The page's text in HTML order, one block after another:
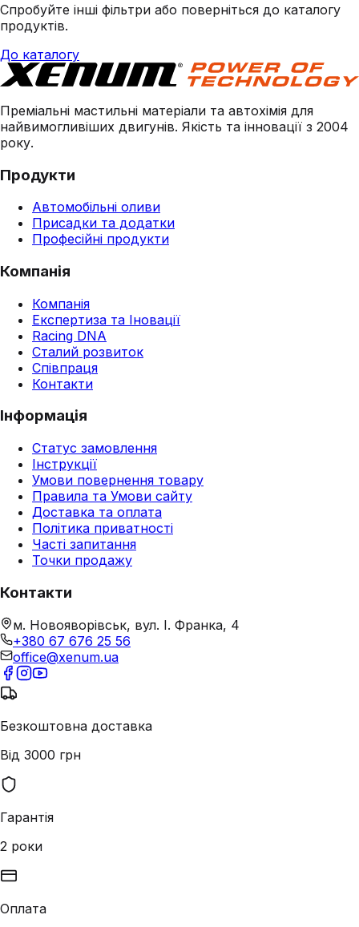
Спробуйте інші фільтри або поверніться до каталогу
продуктів.
До каталогу
Преміальні мастильні матеріали та автохімія для
найвимогливіших двигунів. Якість та інновації з 2004
року.
Продукти
Автомобільні оливи
Присадки та додатки
Професійні продукти
Компанія
Компанія
Експертиза та Іновації
Racing DNA
Сталий розвиток
Співпраця
Контакти
Інформація
Статус замовлення
Інструкції
Умови повернення товару
Правила та Умови сайту
Доставка та оплата
Політика приватності
Часті запитання
Точки продажу
Контакти
м. Новояворівськ, вул. І. Франка, 4
+380 67 676 25 56
office@xenum.ua
Безкоштовна доставка
Від 3000 грн
Гарантія
2 роки
Оплата